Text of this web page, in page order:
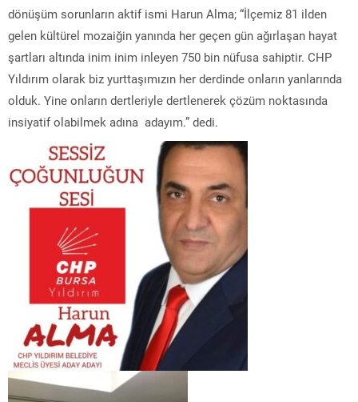
dönüşüm sorunların aktif ismi Harun Alma; “İlçemiz 81 ilden
gelen kültürel mozaiğin yanında her geçen gün ağırlaşan hayat
şartları altında inim inim inleyen 750 bin nüfusa sahiptir. CHP
Yıldırım olarak biz yurttaşımızın her derdinde onların yanlarında
olduk. Yine onların dertleriyle dertlenerek çözüm noktasında
insiyatif olabilmek adına adayım.” dedi.